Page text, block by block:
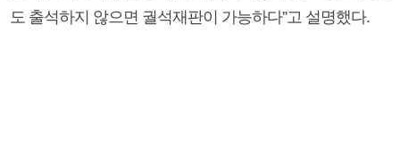
도 출석하지 않으면 궐석재판이 가능하다”고 설명했다.